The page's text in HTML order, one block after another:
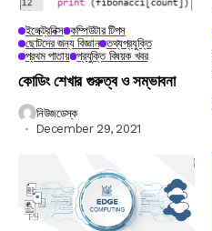
ইলেক্ট্রনিক্স কম্পিউটার টিপস
ছোটদের জন্য বিজ্ঞান তথ্যপ্রযুক্তি
প্রথম পাতায় প্রযুক্তি বিষয়ক খবর
কোডিং শেখার গুরুত্ব ও সম্ভাবনা
নিউজডেস্ক
December 29, 2021